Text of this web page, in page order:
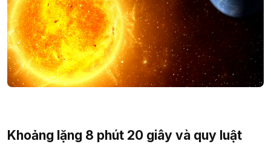
Khoảng lặng 8 phút 20 giây và quy luật